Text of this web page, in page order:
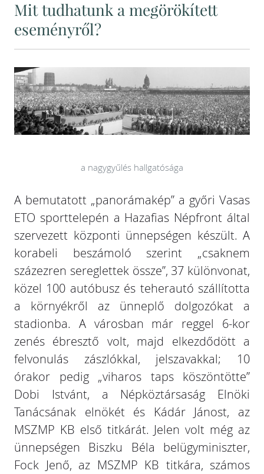
Mit tudhatunk a megörökített
eseményről?
a nagygyűlés hallgatósága
A bemutatott „panorámakép” a győri Vasas
ETO sporttelepén a Hazafias Népfront által
szervezett központi ünnepségen készült. A
korabeli beszámoló szerint „csaknem
százezren sereglettek össze”, 37 különvonat,
közel 100 autóbusz és teherautó szállította
a környékről az ünneplő dolgozókat a
stadionba. A városban már reggel 6-kor
zenés ébresztő volt, majd elkezdődött a
felvonulás zászlókkal, jelszavakkal; 10
órakor pedig „viharos taps köszöntötte”
Dobi Istvánt, a Népköztársaság Elnöki
Tanácsának elnökét és Kádár Jánost, az
MSZMP KB első titkárát. Jelen volt még az
ünnepségen Biszku Béla belügyminiszter,
Fock Jenő, az MSZMP KB titkára, számos